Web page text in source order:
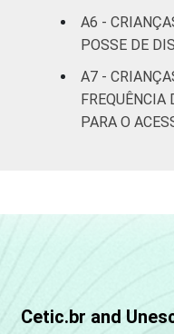
CLASSE
À INTERNET
Sociedade da
A6 -
POSSE DE
A7 -
FREQUÊNCIA
PARA O
Cetic.br and